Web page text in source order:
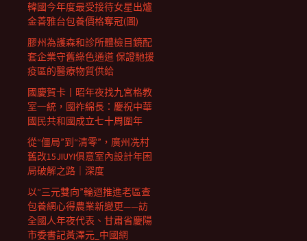
韓國今年度最受接待女星出爐
金善雅台包養價格奪冠(圖)
膠州為護森和診所體檢目鏡配
套企業守舊綠色通道 保證馳援
疫區的醫療物質供給
國慶賀卡丨昭年夜找九宮格教
室一統，國祚綿長：慶祝中華
國民共和國成立七十周圍年
從“僵局”到“清零”，廣州冼村
舊改15JIUYI俱意室內設計年困
局破解之路｜深度
以“三元雙向”輪迴推進老區查
包養網心得農業新變更——訪
全國人年夜代表、甘肅省慶陽
市委書記黃澤元_中國網